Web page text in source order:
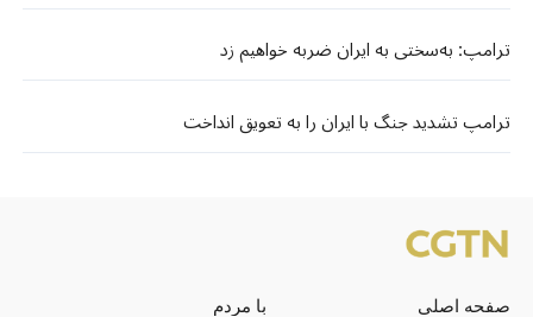
ترامپ: به‌سختی به ایران ضربه خواهیم زد
ترامپ تشدید جنگ با ایران را به تعویق انداخت
صفحه اصلی
با مردم